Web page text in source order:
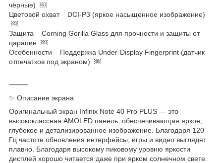
чёрные) ￼
Цветовой охват DCI-P3 (яркое насыщенное изображение)
￼
Защита Corning Gorilla Glass для прочности и защиты от
царапин ￼
Особенности Поддержка Under-Display Fingerprint (датчик
отпечатков под экраном) ￼
⸻
✨ Описание экрана
Оригинальный экран Infinix Note 40 Pro PLUS — это
высококлассная AMOLED панель, обеспечивающая яркое,
глубокое и детализированное изображение. Благодаря 120
Гц частоте обновления интерфейсы, игры и видео выглядят
плавно. Благодаря высокому пиковому уровню яркости
дисплей хорошо читается даже при ярком солнечном свете.